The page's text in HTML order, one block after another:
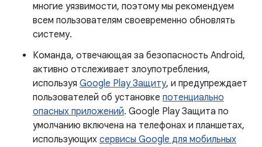
многие уязвимости, поэтому мы рекомендуем
всем пользователям своевременно обновлять
систему.
Команда, отвечающая за безопасность Android,
активно отслеживает злоупотребления,
используя Google Play Защиту, и предупреждает
пользователей об установке потенциально
опасных приложений. Google Play Защита по
умолчанию включена на телефонах и планшетах,
использующих сервисы Google для мобильных